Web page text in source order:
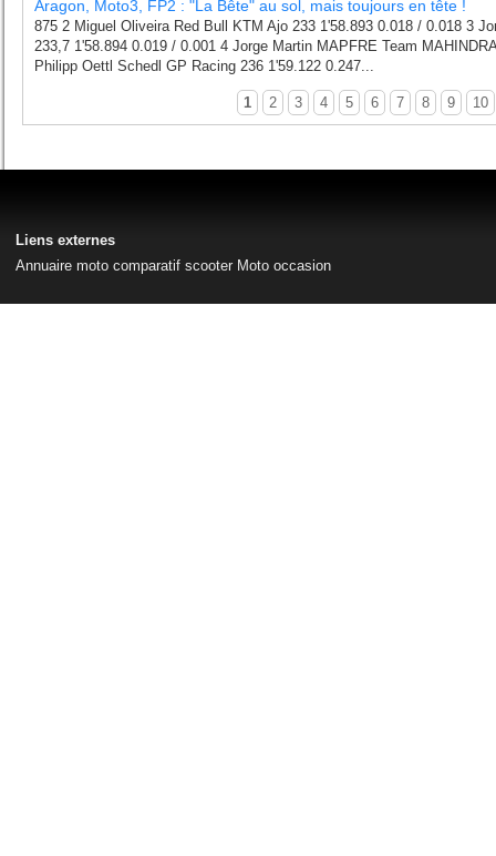
Aragon, Moto3, FP2 : "La Bête" au sol, mais toujours en tête !
875 2 Miguel Oliveira Red Bull KTM Ajo 233 1'58.893 0.018 / 0.018 3
233,7 1'58.894 0.019 / 0.001 4 Jorge Martin MAPFRE Team
Philipp Oettl Schedl GP Racing 236 1'59.122 0.247...
1 2 3 4 5 6 7 8 9 10
Liens externes
Annuaire moto comparatif scooter Moto occasion